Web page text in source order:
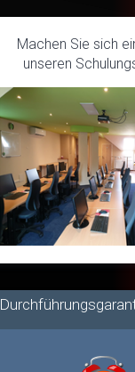
Machen Sie sich
unseren